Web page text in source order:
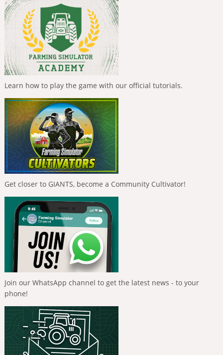
Learn how to play the game with our official tutorials.
Get closer to GIANTS, become a Community Cultivator!
Join our WhatsApp channel to get the latest news - to your
phone!